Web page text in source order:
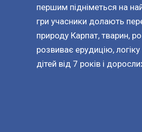
першим підніметься на
гри учасники долають
природу Карпат, тварин,
розвиває ерудицію,
дітей від 7 років і